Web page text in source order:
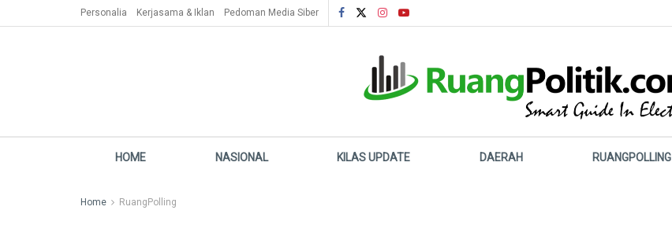
Personalia Kerjasama & Iklan Pedoman Media Siber
HOME NASIONAL KILAS UPDATE DAERAH RUANGPOLLING
Home RuangPolling